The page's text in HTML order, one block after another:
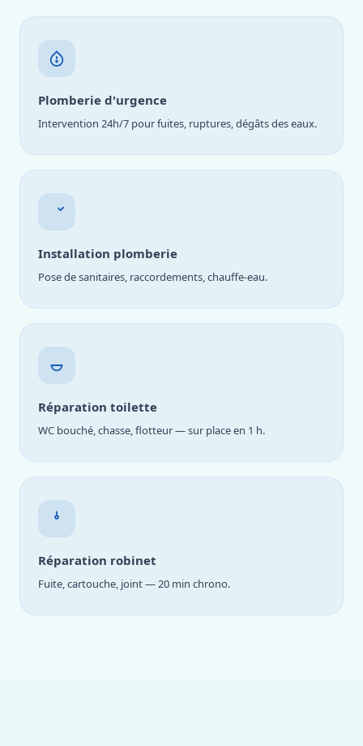
Plomberie d'urgence
Intervention 24h/7 pour fuites, ruptures, dégâts des eaux.
Installation plomberie
Pose de sanitaires, raccordements, chauffe-eau.
Réparation toilette
WC bouché, chasse, flotteur — sur place en 1 h.
Réparation robinet
Fuite, cartouche, joint — 20 min chrono.